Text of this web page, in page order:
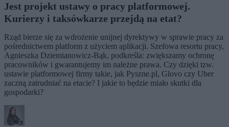
Jest projekt ustawy o pracy platformowej.
Kurierzy i taksówkarze przejdą na etat?
Rząd bierze się za wdrożenie unijnej dyrektywy w sprawie pracy za
pośrednictwem platform z użyciem aplikacji. Szefowa resortu pracy,
Agnieszka Dziemianowicz-Bąk, podkreśla: zwiększamy ochronę
pracowników i gwarantujemy im należne prawa. Czy dzięki tzw.
ustawie platformowej firmy takie, jak Pyszne.pl, Glovo czy Uber
zaczną zatrudniać na etacie? I jakie to będzie miało skutki dla
gospodarki?